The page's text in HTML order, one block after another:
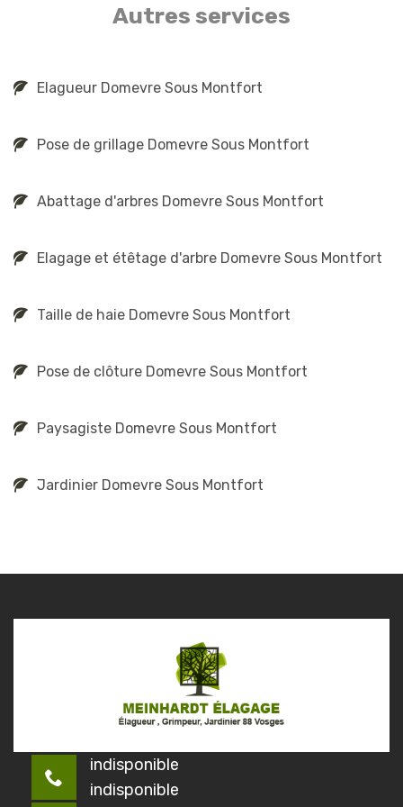
Autres services
Elagueur Domevre Sous Montfort
Pose de grillage Domevre Sous Montfort
Abattage d'arbres Domevre Sous Montfort
Elagage et étêtage d'arbre Domevre Sous Montfort
Taille de haie Domevre Sous Montfort
Pose de clôture Domevre Sous Montfort
Paysagiste Domevre Sous Montfort
Jardinier Domevre Sous Montfort
indisponible
indisponible